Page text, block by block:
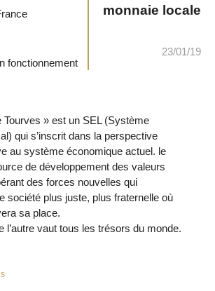
23/01/19
monnaie locale
Var, France
fonctionnement
Tourves » est un SEL (Système
qui s’inscrit dans la perspective
au système économique actuel. le
de développement des valeurs
des forces nouvelles qui
société plus juste, plus fraternelle où
sa place.
l’autre vaut tous les trésors du monde.